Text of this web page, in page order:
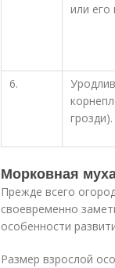
или его
6.
грозди).
Морковная
Прежде всего
своевременно
особенности
Размер взрослой